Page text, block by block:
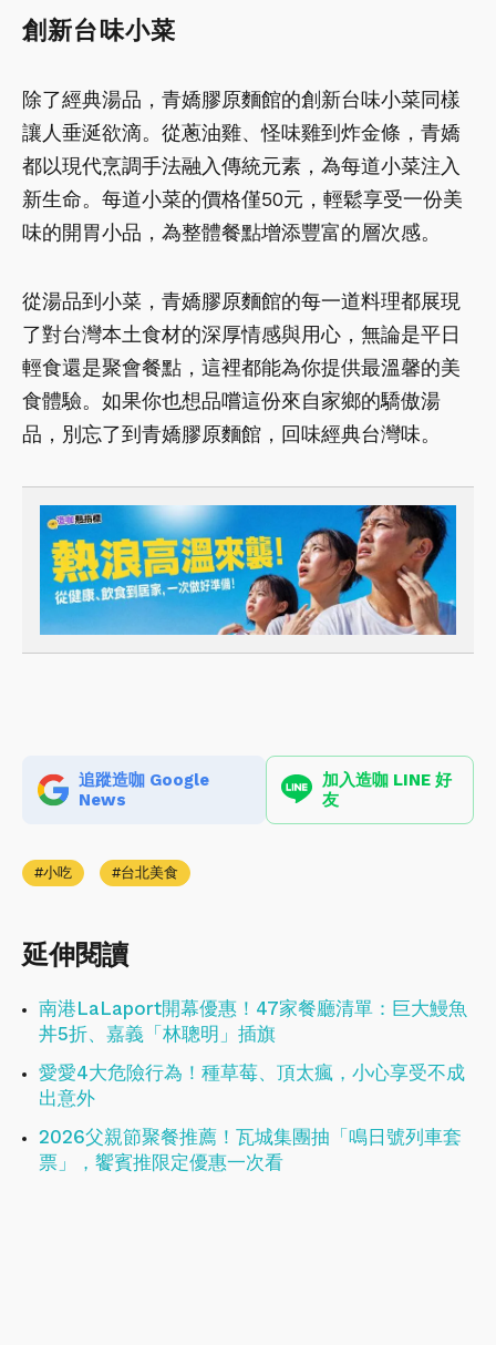
創新台味小菜
除了經典湯品，青嬌膠原麵館的創新台味小菜同樣
讓人垂涎欲滴。從蔥油雞、怪味雞到炸金條，青嬌
都以現代烹調手法融入傳統元素，為每道小菜注入
新生命。每道小菜的價格僅50元，輕鬆享受一份美
味的開胃小品，為整體餐點增添豐富的層次感。
從湯品到小菜，青嬌膠原麵館的每一道料理都展現
了對台灣本土食材的深厚情感與用心，無論是平日
輕食還是聚會餐點，這裡都能為你提供最溫馨的美
食體驗。如果你也想品嚐這份來自家鄉的驕傲湯
品，別忘了到青嬌膠原麵館，回味經典台灣味。
追蹤造咖 Google
News
加入造咖 LINE 好
友
小吃 台北美食
延伸閱讀
南港LaLaport開幕優惠！47家餐廳清單：巨大鰻魚
丼5折、嘉義「林聰明」插旗
愛愛4大危險行為！種草莓、頂太瘋，小心享受不成
出意外
2026父親節聚餐推薦！瓦城集團抽「鳴日號列車套
票」，饗賓推限定優惠一次看